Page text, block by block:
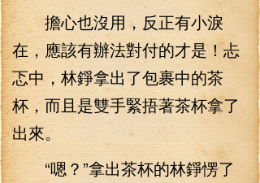
擔心也沒用，反正有小淚
在，應該有辦法對付的才是！忐
忑中，林錚拿出了包裹中的茶
杯，而且是雙手緊捂著茶杯拿了
出來。
“嗯？”拿出茶杯的林錚愣了